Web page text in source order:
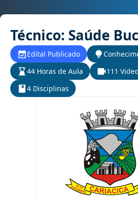
Técnico: Saúde
Edital Publicado
44 Horas de Aula
111
4 Disciplinas